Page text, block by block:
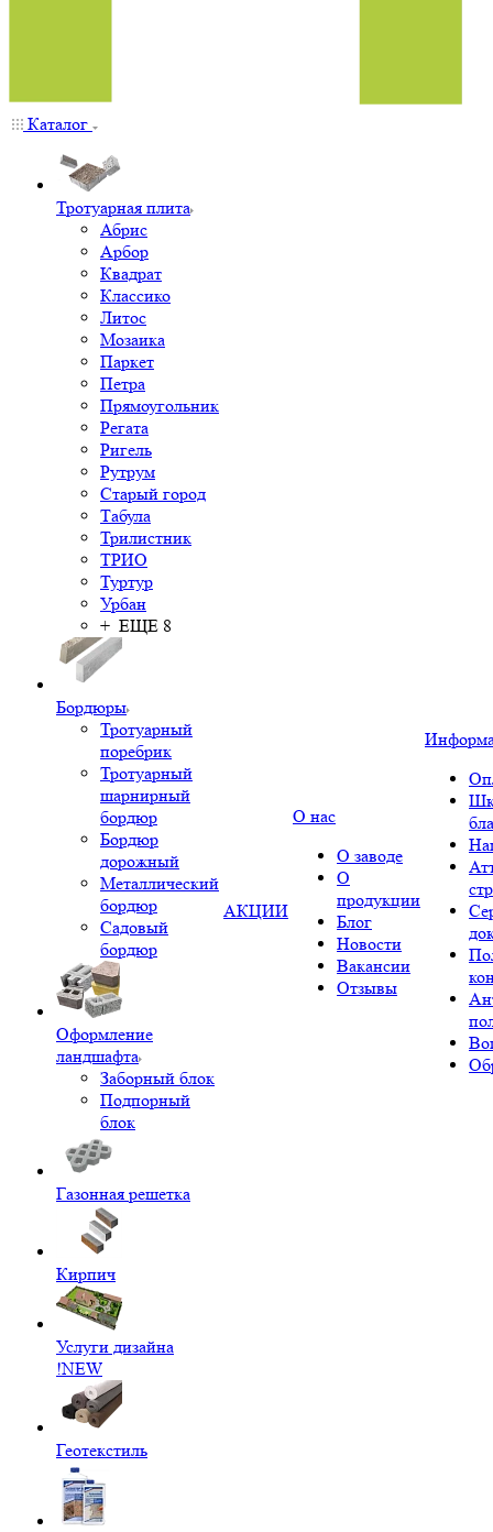
Каталог
Тротуарная плита
Абрис
Арбор
Квадрат
Классико
Литос
Мозаика
Паркет
Петра
Прямоугольник
Регата
Ригель
Рутрум
Старый город
Табула
Трилистник
ТРИО
Туртур
Урбан
+ ЕЩЕ 8
Бордюры
Тротуарный
поребрик
Тротуарный
шарнирный
бордюр
Бордюр
дорожный
Металлический
бордюр
Садовый
бордюр
Оформление
ландшафта
Заборный блок
Подпорный
блок
Газонная решетка
Кирпич
Услуги дизайна
!NEW
Геотекстиль
АКЦИИ
О нас
О заводе
О
продукции
Блог
Новости
Вакансии
Отзывы